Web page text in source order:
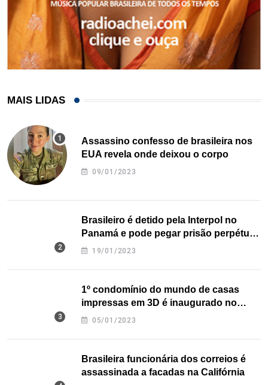
MAIS LIDAS
Assassino confesso de brasileira nos
EUA revela onde deixou o corpo
09/01/2023
Brasileiro é detido pela Interpol no
Panamá e pode pegar prisão perpétua
nos EUA
19/01/2023
1º condomínio do mundo de casas
impressas em 3D é inaugurado no
Texas
05/01/2023
Brasileira funcionária dos correios é
assassinada a facadas na Califórnia